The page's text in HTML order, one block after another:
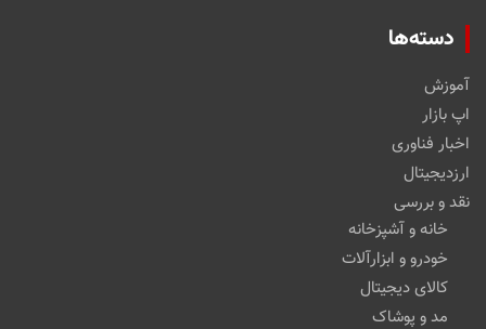
دسته‌ها
آموزش
اپ بازار
اخبار فناوری
ارزدیجیتال
نقد و بررسی
خانه و آشپزخانه
خودرو و ابزارآلات
کالای دیجیتال
مد و پوشاک